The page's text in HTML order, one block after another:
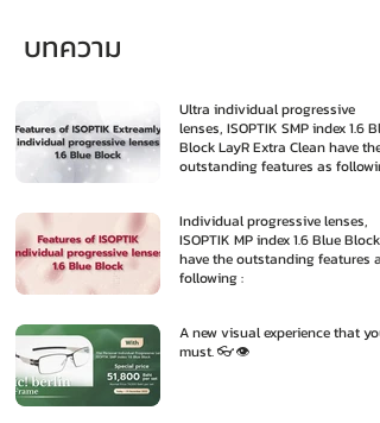
บทความ
Ultra individual progressive
lenses, ISOPTIK SMP index 1.6
Block LayR Extra Clean have the
outstanding features as
Individual progressive lenses,
ISOPTIK MP index 1.6 Blue Block
have the outstanding features as
following :
A new visual experience that you
must. 👓👁️